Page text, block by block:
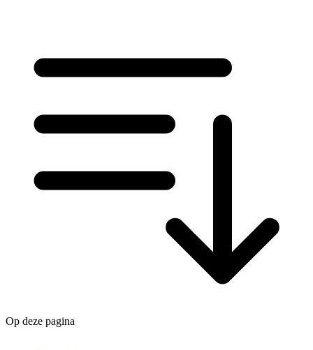
Op deze pagina